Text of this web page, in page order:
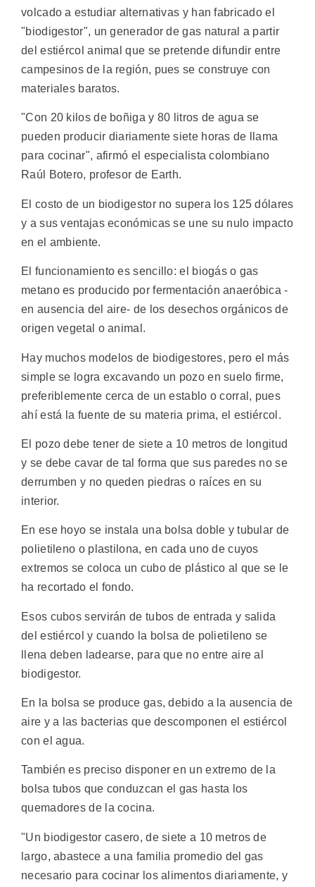
volcado a estudiar alternativas y han fabricado el
"biodigestor", un generador de gas natural a partir
del estiércol animal que se pretende difundir entre
campesinos de la región, pues se construye con
materiales baratos.
"Con 20 kilos de boñiga y 80 litros de agua se
pueden producir diariamente siete horas de llama
para cocinar", afirmó el especialista colombiano
Raúl Botero, profesor de Earth.
El costo de un biodigestor no supera los 125 dólares
y a sus ventajas económicas se une su nulo impacto
en el ambiente.
El funcionamiento es sencillo: el biogás o gas
metano es producido por fermentación anaeróbica -
en ausencia del aire- de los desechos orgánicos de
origen vegetal o animal.
Hay muchos modelos de biodigestores, pero el más
simple se logra excavando un pozo en suelo firme,
preferiblemente cerca de un establo o corral, pues
ahí está la fuente de su materia prima, el estiércol.
El pozo debe tener de siete a 10 metros de longitud
y se debe cavar de tal forma que sus paredes no se
derrumben y no queden piedras o raíces en su
interior.
En ese hoyo se instala una bolsa doble y tubular de
polietileno o plastilona, en cada uno de cuyos
extremos se coloca un cubo de plástico al que se le
ha recortado el fondo.
Esos cubos servirán de tubos de entrada y salida
del estiércol y cuando la bolsa de polietileno se
llena deben ladearse, para que no entre aire al
biodigestor.
En la bolsa se produce gas, debido a la ausencia de
aire y a las bacterias que descomponen el estiércol
con el agua.
También es preciso disponer en un extremo de la
bolsa tubos que conduzcan el gas hasta los
quemadores de la cocina.
"Un biodigestor casero, de siete a 10 metros de
largo, abastece a una familia promedio del gas
necesario para cocinar los alimentos diariamente, y